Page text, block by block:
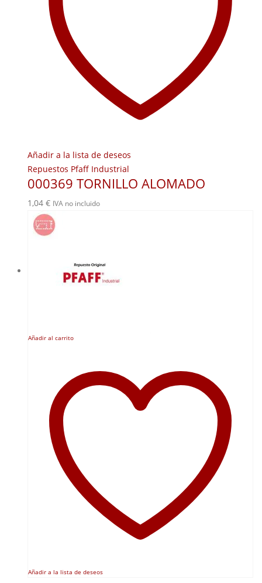
Añadir a la lista de deseos
Repuestos Pfaff Industrial
000369 TORNILLO ALOMADO
1,04 € IVA no incluido
Añadir al carrito
Añadir a la lista de deseos